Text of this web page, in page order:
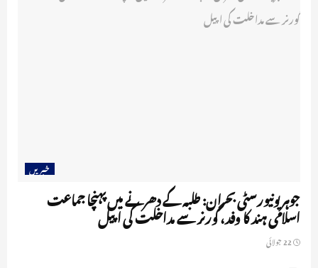
خبریں
جوہر یونیورسٹی بحران: طلبہ کے دھرنے میں پہنچا جماعت
اسلامی ہند کا وفد، گورنر سے مداخلت کی اپیل